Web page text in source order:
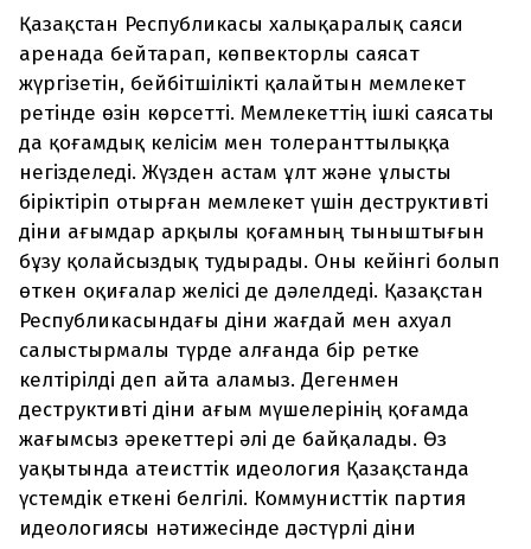
Қазақстан Республикасы халықаралық саяси
аренада бейтарап, көпвекторлы саясат
жүргізетін, бейбітшілікті қалайтын мемлекет
ретінде өзін көрсетті. Мемлекеттің ішкі саясаты
да қоғамдық келісім мен толеранттылыққа
негізделеді. Жүзден астам ұлт және ұлысты
біріктіріп отырған мемлекет үшін деструктивті
діни ағымдар арқылы қоғамның тыныштығын
бұзу қолайсыздық тудырады. Оны кейінгі болып
өткен оқиғалар желісі де дәлелдеді. Қазақстан
Республикасындағы діни жағдай мен ахуал
салыстырмалы түрде алғанда бір ретке
келтірілді деп айта аламыз. Дегенмен
деструктивті діни ағым мүшелерінің қоғамда
жағымсыз әрекеттері әлі де байқалады. Өз
уақытында атеисттік идеология Қазақстанда
үстемдік еткені белгілі. Коммунисттік партия
идеологиясы нәтижесінде дәстүрлі діни